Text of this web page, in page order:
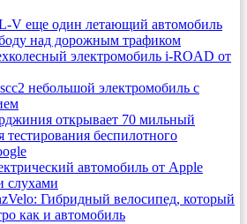
V еще один летающий автомобиль
над дорожным трафиком
электромобиль i-ROAD от
небольшой электромобиль с
открывает 70 мильный
тестирования беспилотного
автомобиль от Apple
слухами
Гибридный велосипед, который
как и автомобиль